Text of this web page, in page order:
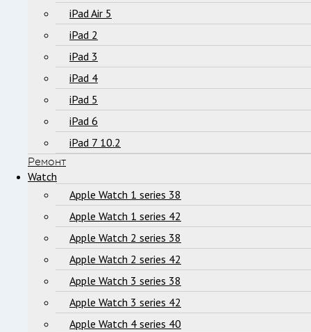
iPad Air 5
iPad 2
iPad 3
iPad 4
iPad 5
iPad 6
iPad 7 10.2
Ремонт
Watch
Apple Watch 1 series 38
Apple Watch 1 series 42
Apple Watch 2 series 38
Apple Watch 2 series 42
Apple Watch 3 series 38
Apple Watch 3 series 42
Apple Watch 4 series 40